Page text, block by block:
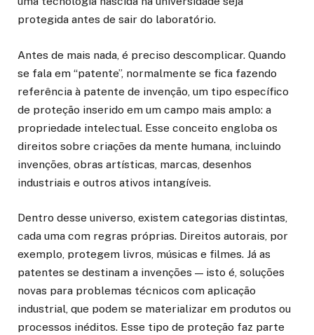
protegida antes de sair do laboratório.
Antes de mais nada, é preciso descomplicar. Quando
se fala em “patente”, normalmente se fica fazendo
referência à patente de invenção, um tipo específico
de proteção inserido em um campo mais amplo: a
propriedade intelectual. Esse conceito engloba os
direitos sobre criações da mente humana, incluindo
invenções, obras artísticas, marcas, desenhos
industriais e outros ativos intangíveis.
Dentro desse universo, existem categorias distintas,
cada uma com regras próprias. Direitos autorais, por
exemplo, protegem livros, músicas e filmes. Já as
patentes se destinam a invenções — isto é, soluções
novas para problemas técnicos com aplicação
industrial, que podem se materializar em produtos ou
processos inéditos. Esse tipo de proteção faz parte